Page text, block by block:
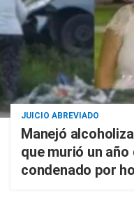
JUICIO ABREVIADO
Manejó
que murió un
condenado por